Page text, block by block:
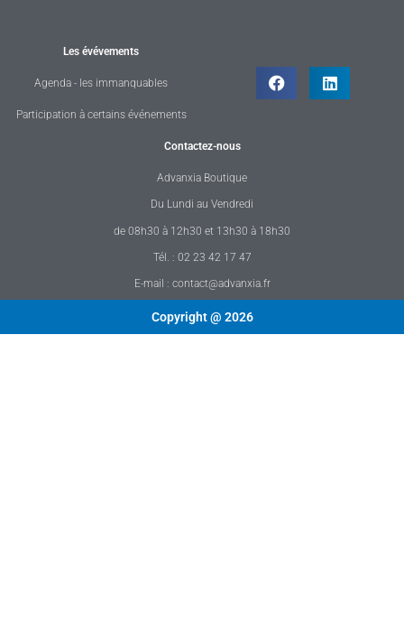
Les évévements
Agenda - les immanquables
Participation à certains événements
Contactez-nous
Advanxia Boutique
Du Lundi au Vendredi
de 08h30 à 12h30 et 13h30 à 18h30
Tél. : 02 23 42 17 47
E-mail : contact@advanxia.fr
Copyright @ 2026